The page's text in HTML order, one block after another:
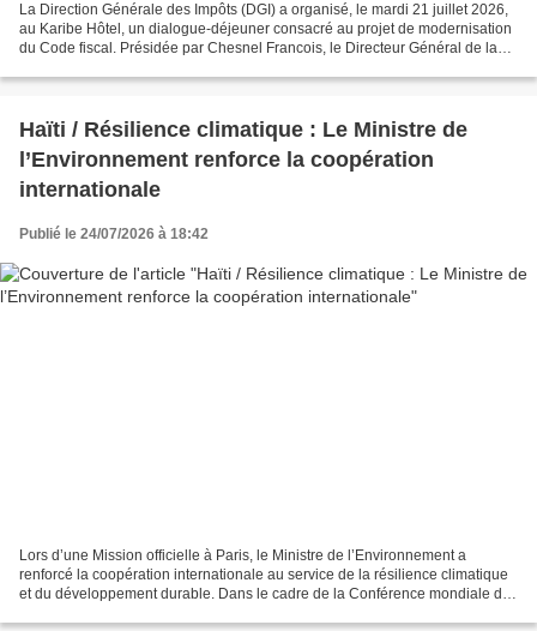
La Direction Générale des Impôts (DGI) a organisé, le mardi 21 juillet 2026,
au Karibe Hôtel, un dialogue-déjeuner consacré au projet de modernisation
du Code fiscal. Présidée par Chesnel Francois, le Directeur Général de la
Haïti / Résilience climatique : Le Ministre de
l’Environnement renforce la coopération
internationale
Publié le 24/07/2026 à 18:42
Lors d’une Mission officielle à Paris, le Ministre de l’Environnement a
renforcé la coopération internationale au service de la résilience climatique
et du développement durable. Dans le cadre de la Conférence mondiale de